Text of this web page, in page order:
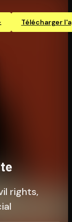
Télécharger
rights,